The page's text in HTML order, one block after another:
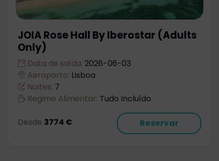
JOIA Rose Hall By Iberostar (Adults
Only)
Data de saída: 2026-06-03
Aeroporto: Lisboa
Noites: 7
Regime Alimentar: Tudo Incluído
Desde 3774 € Reservar